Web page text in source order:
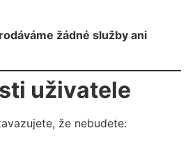
žádné služby ani
uživatele
že nebudete: